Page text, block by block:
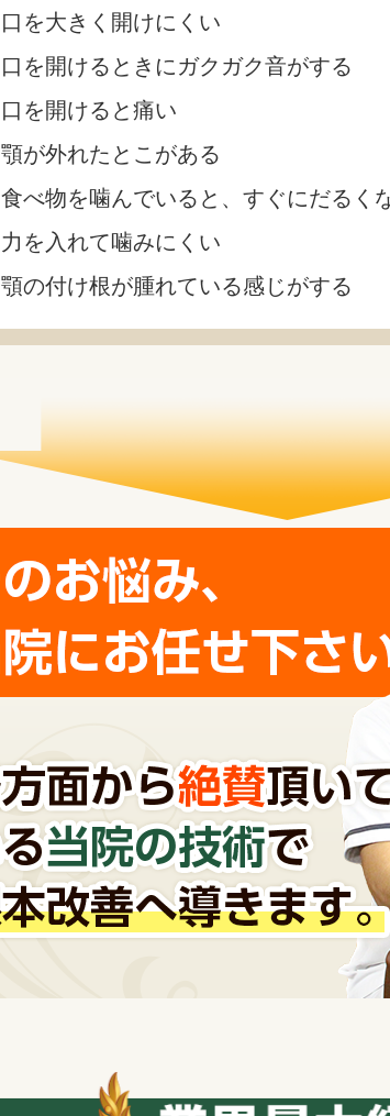
口を大きく開けにくい
口を開けるときにガクガク音がする
口を開けると痛い
顎が外れたとこがある
食べ物を噛んでいると、すぐにだるく
力を入れて噛みにくい
顎の付け根が腫れている感じがする